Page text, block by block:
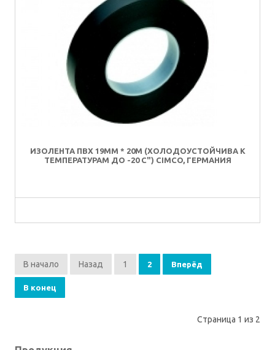
ИЗОЛЕНТА ПВХ 19ММ * 20М (ХОЛОДОУСТОЙЧИВА К
ТЕМПЕРАТУРАМ ДО -20 C") CIMCO, ГЕРМАНИЯ
В начало Назад 1 2 Вперёд
В конец
Страница 1 из 2